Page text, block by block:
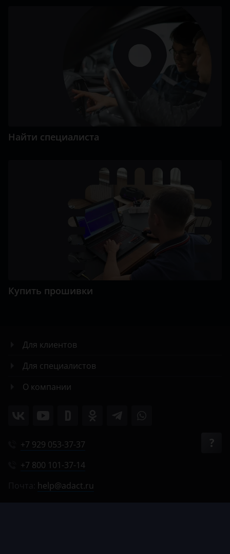
Найти специалиста
Купить прошивки
Для клиентов
Для специалистов
О компании
+7 929 053-37-37
+7 800 101-37-14
help@adact.ru